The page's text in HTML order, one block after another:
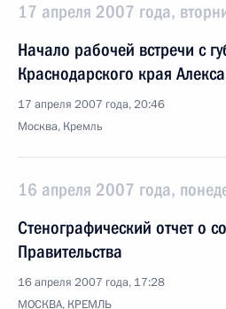
17 апреля 2007 года,
Начало рабочей встречи с
Краснодарского края
17 апреля 2007 года, 20:46
Москва, Кремль
16 апреля 2007 года,
Стенографический отчет о
Правительства
16 апреля 2007 года, 17:28
МОСКВА, КРЕМЛЬ